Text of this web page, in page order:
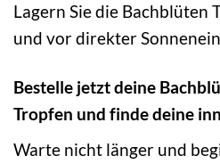
Lagern Sie die Bachblüten
und vor direkter
Bestelle jetzt deine
Tropfen und finde deine
Warte nicht länger und